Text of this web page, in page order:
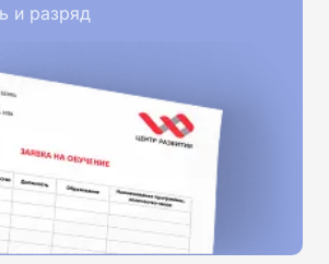
и разряд